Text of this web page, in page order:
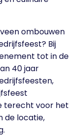
ombouwen
Bij
tot in de
40 jaar
terecht voor het
de locatie,